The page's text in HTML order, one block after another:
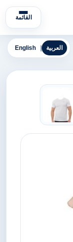
القائمة
English العربية